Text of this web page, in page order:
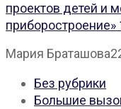
проектов детей и
приборостроение»
Мария Браташова
Без рубрики
Большие